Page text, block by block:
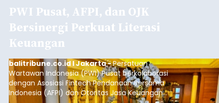
PWI Pusat, AFPI, dan OJK
Bersinergi Perkuat Literasi
Keuangan
balitribune.co.id I Jakarta -Persatuan
Wartawan Indonesia (PWI) Pusat berkolaborasi
dengan Asosiasi Fintech Pendanaan Bersama
Indonesia (AFPI) dan Otoritas Jasa Keuangan